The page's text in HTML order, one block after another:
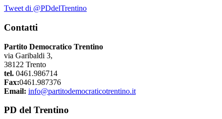
Tweet di @PDdelTrentino
Contatti
Partito Democratico Trentino
via Garibaldi 3,
38122 Trento
tel. 0461.986714
Fax:0461.987376
Email: info@partitodemocraticotrentino.it
PD del Trentino